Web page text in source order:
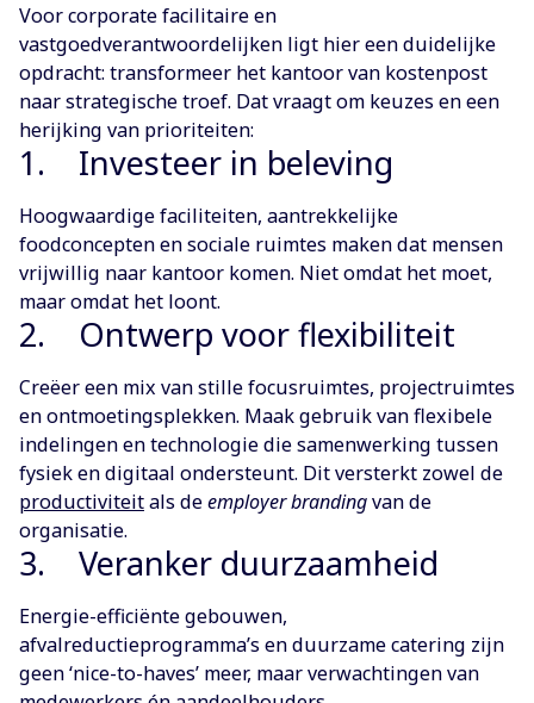
Voor corporate facilitaire en
vastgoedverantwoordelijken ligt hier een duidelijke
opdracht: transformeer het kantoor van kostenpost
naar strategische troef. Dat vraagt om keuzes en een
herijking van prioriteiten:
1. Investeer in beleving
Hoogwaardige faciliteiten, aantrekkelijke
foodconcepten en sociale ruimtes maken dat mensen
vrijwillig naar kantoor komen. Niet omdat het moet,
maar omdat het loont.
2. Ontwerp voor flexibiliteit
Creëer een mix van stille focusruimtes, projectruimtes
en ontmoetingsplekken. Maak gebruik van flexibele
indelingen en technologie die samenwerking tussen
fysiek en digitaal ondersteunt. Dit versterkt zowel de
productiviteitals deemployer brandingvan de
organisatie.
3. Veranker duurzaamheid
Energie-efficiënte gebouwen,
afvalreductieprogramma’s en duurzame catering zijn
geen ‘nice-to-haves’ meer, maar verwachtingen van